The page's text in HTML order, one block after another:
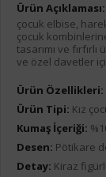
Ürün Açıklaması:
çocuk elbise,
çocuk
tasarımı ve
ve özel davetler
Ürün Özellikleri:
Ürün Tipi: Kız
Kumaş İçeriği:
Desen: Pötikare
Detay: Kiraz